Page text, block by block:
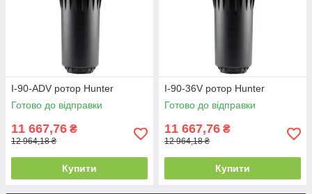
I-90-ADV ротор Hunter
Готово до відправки
11 667,76 ₴
12 964,18 ₴
Купити
I-90-36V ротор Hunter
Готово до відправки
11 667,76 ₴
12 964,18 ₴
Купити